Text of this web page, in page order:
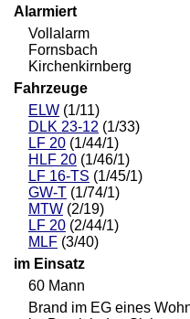
Alarmiert
Vollalarm
Fornsbach
Kirchenkirnberg
Fahrzeuge
ELW (1/11)
DLK 23-12 (1/33)
LF 20 (1/44/1)
HLF 20 (1/46/1)
LF 16-TS (1/45/1)
GW-T (1/74/1)
MTW (2/19)
LF 20 (2/44/1)
MLF (3/40)
im Einsatz
60 Mann
Brand im EG eines